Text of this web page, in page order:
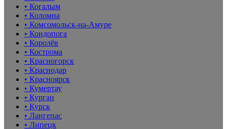
• Когалым
• Коломна
• Комсомольск-на-Амуре
• Кондопога
• Королёв
• Кострома
• Красногорск
• Краснодар
• Красноярск
• Кумертау
• Курган
• Курск
• Лангепас
• Липецк